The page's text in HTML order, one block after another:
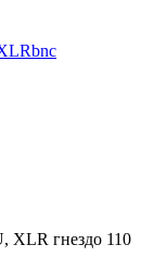
XLR гнездо 110